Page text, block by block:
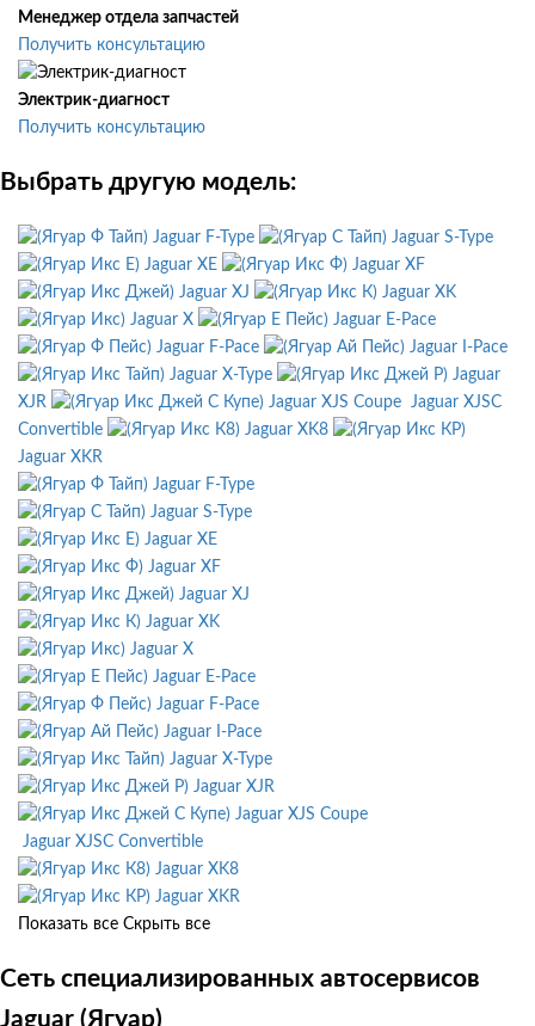
Менеджер отдела запчастей
Получить консультацию
Электрик-диагност
Получить консультацию
Выбрать другую модель:
Jaguar F-Type
Jaguar S-Type
Jaguar XE
Jaguar XF
Jaguar XJ
Jaguar XK
Jaguar X
Jaguar E-Pace
Jaguar F-Pace
Jaguar I-Pace
Jaguar X-Type
Jaguar
XJR
Jaguar XJS Coupe Jaguar XJSC
Convertible
Jaguar XK8
Jaguar XKR
Jaguar F-Type
Jaguar S-Type
Jaguar XE
Jaguar XF
Jaguar XJ
Jaguar XK
Jaguar X
Jaguar E-Pace
Jaguar F-Pace
Jaguar I-Pace
Jaguar X-Type
Jaguar XJR
Jaguar XJS Coupe
Jaguar XJSC Convertible
Jaguar XK8
Jaguar XKR
Показать все Скрыть все
Сеть специализированных автосервисов
Jaguar (Ягуар)